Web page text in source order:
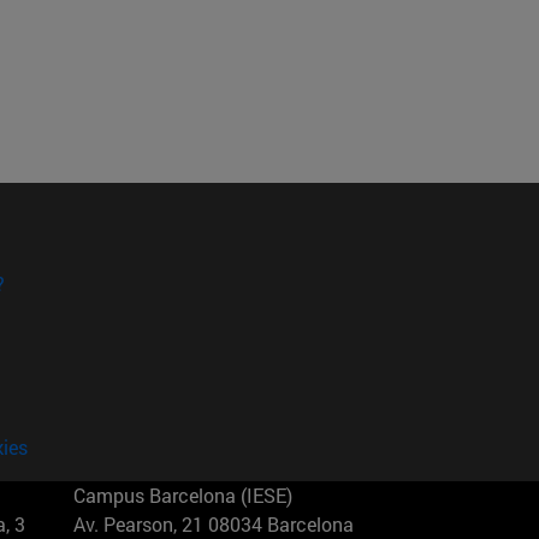
3
Campus Barcelona (IESE)
Av. Pearson, 21 08034 Barcelona